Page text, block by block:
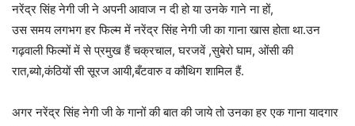
नरेंद्र सिंह नेगी जी ने अपनी आवाज न दी हो या उनके गाने ना हों,
उस समय लगभग हर फिल्म में नरेंद्र सिंह नेगी जी का गाना खास होता था.उन
गढ़वाली फिल्मों में से प्रमुख हैं चक्रचाल, घरजवें ,सुबेरो घाम, ओंसी की
रात,ब्यो,कंठियों सी सूरज आयी,बँटवारु व कौथिग शामिल हैं.
अगर नरेंद्र सिंह नेगी जी के गानों की बात की जाये तो उनका हर एक गाना यादगार